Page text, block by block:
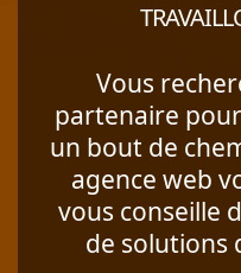
Vous
partenaire
un bout de
agence web
vous conseille
de solutions